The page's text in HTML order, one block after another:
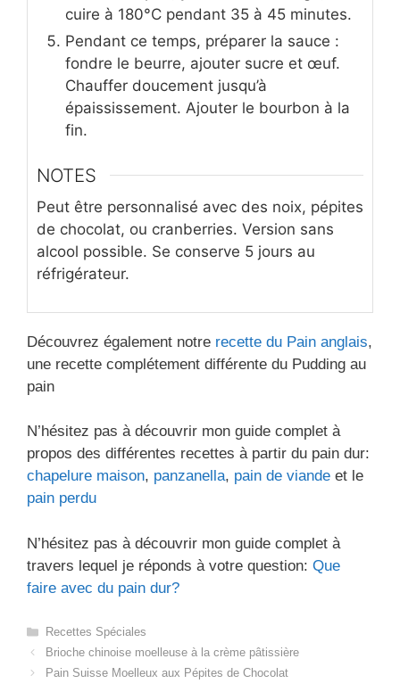
cuire à 180°C pendant 35 à 45 minutes.
Pendant ce temps, préparer la sauce :
fondre le beurre, ajouter sucre et œuf.
Chauffer doucement jusqu’à
épaississement. Ajouter le bourbon à la
fin.
NOTES
Peut être personnalisé avec des noix, pépites
de chocolat, ou cranberries. Version sans
alcool possible. Se conserve 5 jours au
réfrigérateur.
Découvrez également notre recette du Pain anglais,
une recette complétement différente du Pudding au
pain
N’hésitez pas à découvrir mon guide complet à
propos des différentes recettes à partir du pain dur:
chapelure maison, panzanella, pain de viande et le
pain perdu
N’hésitez pas à découvrir mon guide complet à
travers lequel je réponds à votre question: Que
faire avec du pain dur?
Catégories
Recettes Spéciales
Brioche chinoise moelleuse à la crème pâtissière
Pain Suisse Moelleux aux Pépites de Chocolat